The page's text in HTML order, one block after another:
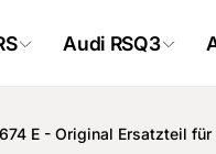
Audi RSQ3
E - Original Ersatzteil
-